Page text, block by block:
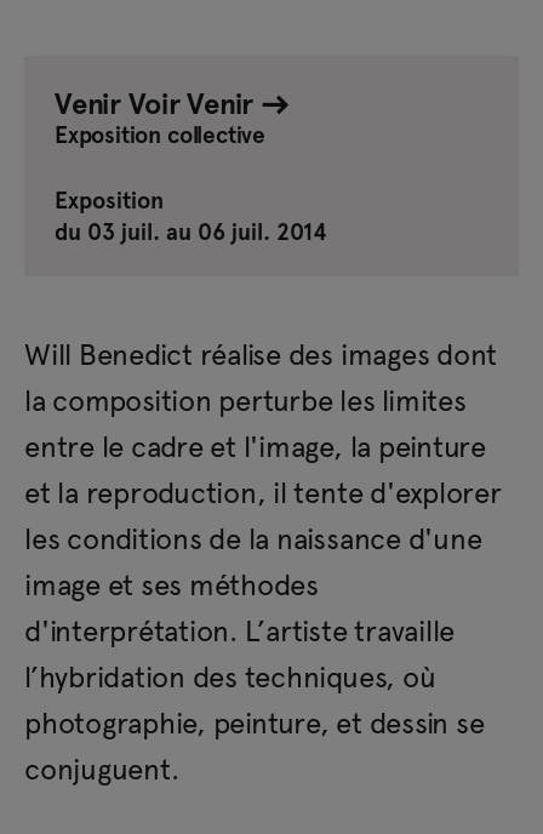
Venir Voir Venir
Exposition collective
Exposition
du 03 juil. au 06 juil. 2014
Will Benedict réalise des images dont
la composition perturbe les limites
entre le cadre et l'image, la peinture
et la reproduction, il tente d'explorer
les conditions de la naissance d'une
image et ses méthodes
d'interprétation. L’artiste travaille
l’hybridation des techniques, où
photographie, peinture, et dessin se
conjuguent.